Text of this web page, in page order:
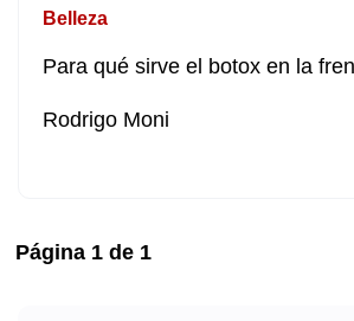
Belleza
Para qué sirve el botox en la
Rodrigo Moni
Página 1 de 1